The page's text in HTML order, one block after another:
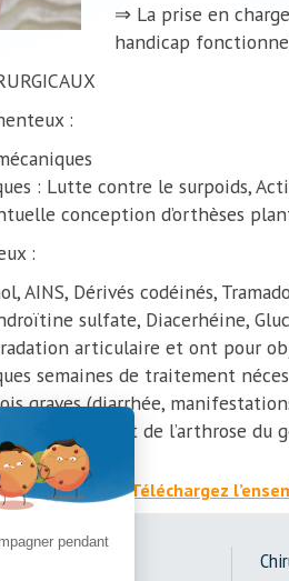
⇒ La prise en
handicap
:
: Lutte contre le surpoids,
conception d’orthèses
:
AINS, Dérivés codéinés,
sulfate, Diacerhéine,
articulaire et ont pour
semaines de traitement
graves (diarrhée,
le traitement de l’arthrose du
Téléchargez